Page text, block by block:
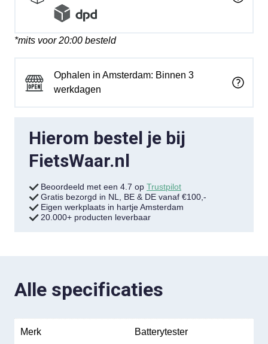
*mits voor 20:00 besteld
Ophalen in Amsterdam: Binnen 3
werkdagen
Hierom bestel je bij
FietsWaar.nl
Beoordeeld met een 4.7 op Trustpilot
Gratis bezorgd in NL, BE & DE vanaf €100,-
Eigen werkplaats in hartje Amsterdam
20.000+ producten leverbaar
Alle specificaties
Merk Batterytester